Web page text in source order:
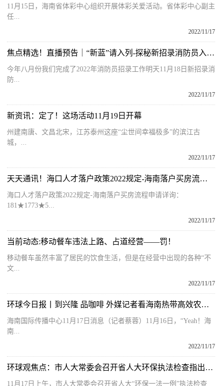
11月15日，海南省体彩中心组织开展体彩关爱活动。省体彩中心副主
任...
2022/11/17
焦点精选！直播预告｜“新蓝”请入列-探秘新招录消防员入营第一天！
今年八月份我们完成了2022年消防员招录工作明天11月18日新招录消
防...
2022/11/17
新资讯：定了！这场活动11月19日开幕
州建南唐、文昌北宋，江苏泰州这座“尘世间幸福极多”的滨江古
城，...
2022/11/17
天天通讯！海口人才落户政策2022规定-海南落户买房流程申请
海口人才落户政策2022规定-海南落户买房流程申请详询：
181★1773★5...
2022/11/17
当前动态:移动餐车违法上路、占道经营——罚！
移动餐车虽然丰富了居民的饮食生活，但是在经营中出现的各种“不
文...
2022/11/17
环球今日报丨到兴隆 品咖啡 外媒记者看海南热带高效农业的“国际范”
海南国际传播中心11月17日消息（记者蔡蓉）11月16日，“Yeah！海
南...
2022/11/17
环球观焦点：市人大常委会召开省人大环保执法检查指出琼海问题整改情况汇报会
11月17日上午，市人大常委会召开省人大“环保一法一例”执法检查